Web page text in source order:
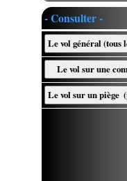
Mentions légales
Contact GDON
ODG membres
Partenaires financiers
Partenaires techniques
- Consulter -